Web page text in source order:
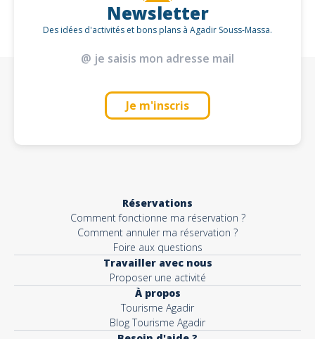
Newsletter
Des idées d'activités et bons plans à Agadir Souss-Massa.
Je m'inscris
Réservations
Comment fonctionne ma réservation ?
Comment annuler ma réservation ?
Foire aux questions
Travailler avec nous
Proposer une activité
À propos
Tourisme Agadir
Blog Tourisme Agadir